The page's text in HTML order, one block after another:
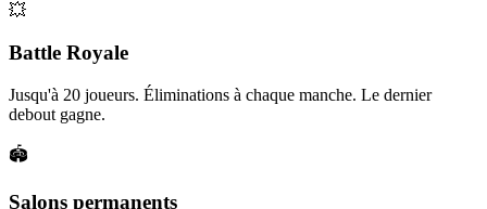
💥
Battle Royale
Jusqu'à 20 joueurs. Éliminations à chaque manche. Le dernier
debout gagne.
🏟️
Salons permanents